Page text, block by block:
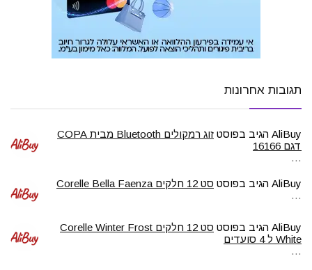
תגובות אחרונות
AliBuy הגיב בפוסט
זוג רמקולים Bluetooth מבית COPA
דגם 16166
…
AliBuy הגיב בפוסט סט 12 חלקים Corelle Bella Faenza
…
AliBuy הגיב בפוסט
סט 12 חלקים Corelle Winter Frost
White ל 4 סועדים
…